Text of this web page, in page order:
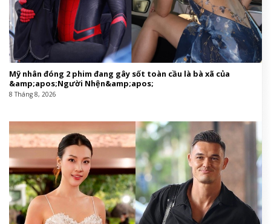
Mỹ nhân đóng 2 phim đang gây sốt toàn cầu là bà xã của
&amp;apos;Người Nhện&amp;apos;
8 Tháng 8, 2026